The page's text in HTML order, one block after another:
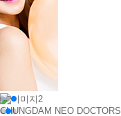
CHUNGDAM NEO DOCTORS